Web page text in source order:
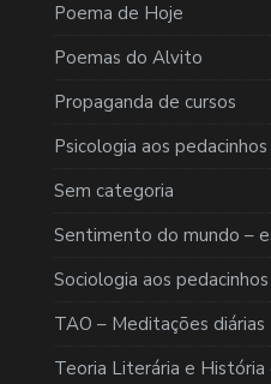
Poema de Hoje
Poemas do Alvito
Propaganda de cursos
Psicologia aos pedacinhos
Sem categoria
Sentimento do mundo –
Sociologia aos pedacinhos
TAO – Meditações diárias
Teoria Literária e